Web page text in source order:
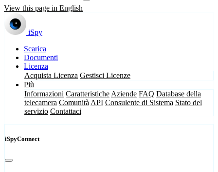
View this page in English
iSpy
Scarica
Documenti
Licenza
Acquista Licenza Gestisci Licenze
Più
Informazioni Caratteristiche Aziende FAQ Database della
telecamera Comunità API Consulente di Sistema Stato del
servizio Contattaci
iSpyConnect